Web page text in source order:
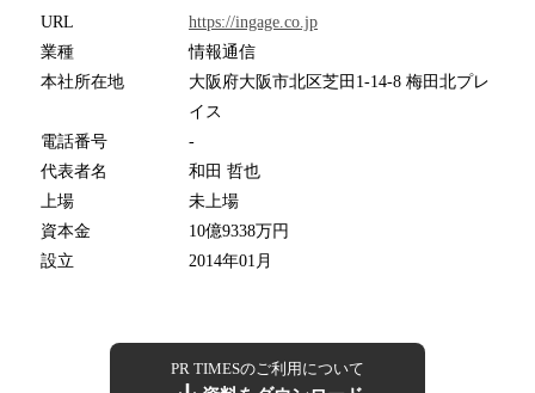
URL
https://ingage.co.jp
業種
情報通信
本社所在地
大阪府大阪市北区芝田1-14-8 梅田北プレ
イス
電話番号
-
代表者名
和田 哲也
上場
未上場
資本金
10億9338万円
設立
2014年01月
PR TIMESのご利用について